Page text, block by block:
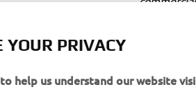
PRIVACY
help us understand our website